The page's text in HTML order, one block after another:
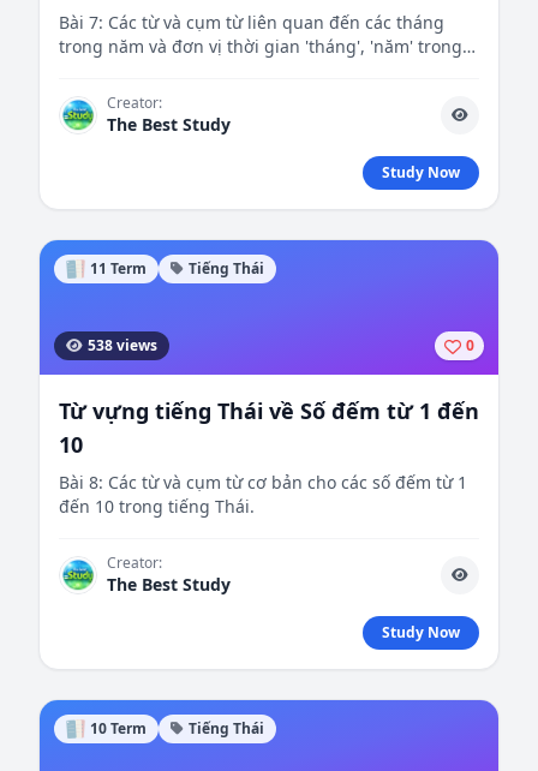
Bài 7: Các từ và cụm từ liên quan đến các tháng
trong năm và đơn vị thời gian 'tháng', 'năm' trong
Creator:
The Best Study
Study Now
11 Term Tiếng Thái
538 views 0
Từ vựng tiếng Thái về Số đếm từ 1 đến
10
Bài 8: Các từ và cụm từ cơ bản cho các số đếm từ 1
đến 10 trong tiếng Thái.
Creator:
The Best Study
Study Now
10 Term Tiếng Thái